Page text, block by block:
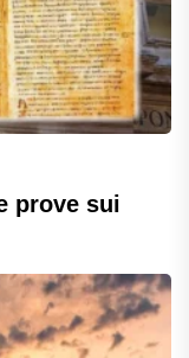
prove sui